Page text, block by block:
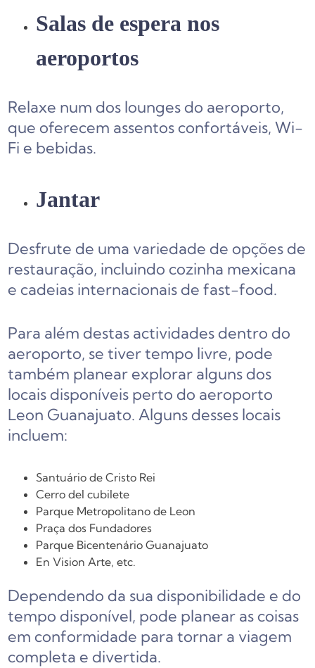
Salas de espera nos
aeroportos
Relaxe num dos lounges do aeroporto,
que oferecem assentos confortáveis, Wi-
Fi e bebidas.
Jantar
Desfrute de uma variedade de opções de
restauração, incluindo cozinha mexicana
e cadeias internacionais de fast-food.
Para além destas actividades dentro do
aeroporto, se tiver tempo livre, pode
também planear explorar alguns dos
locais disponíveis perto do aeroporto
Leon Guanajuato. Alguns desses locais
incluem:
Santuário de Cristo Rei
Cerro del cubilete
Parque Metropolitano de Leon
Praça dos Fundadores
Parque Bicentenário Guanajuato
En Vision Arte, etc.
Dependendo da sua disponibilidade e do
tempo disponível, pode planear as coisas
em conformidade para tornar a viagem
completa e divertida.